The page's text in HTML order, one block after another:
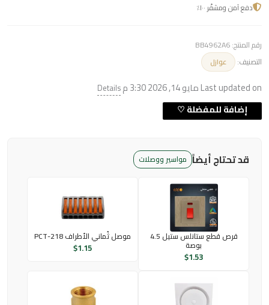
دفع آمن ومشفّر ١٠٠٪
رقم المنتج:BB4962A6
التصنيف:
عوازل
Last updated on مايو 14, 2026 3:30 م Details
قد تحتاج أيضاً مواسير ووصلات
قرص قطع ستانلس ستيل 4.5
بوصة
$1.53
موصل ثُماني الأطراف PCT-218
$1.15